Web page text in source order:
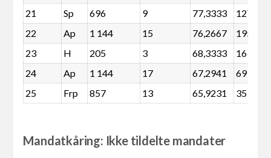
21
Sp 696 9 77,3333
127
22
Ap 1 144 15 76,2667
195
23
H 205 3 68,3333
16
24
Ap 1 144 17 67,2941
69
25
Frp 857 13 65,9231 35
Mandatkåring: Ikke tildelte mandater